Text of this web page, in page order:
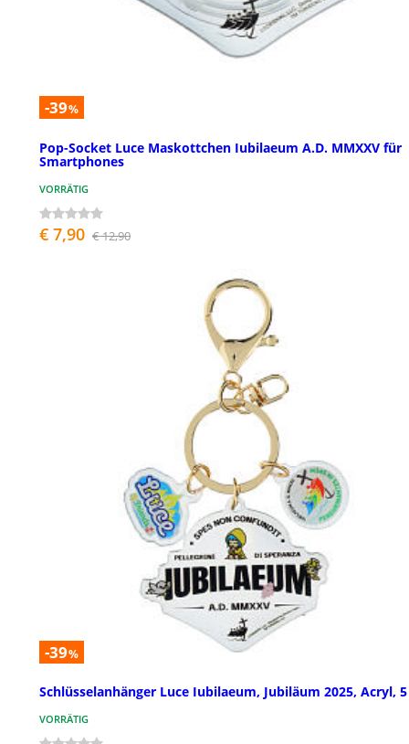
-39%
Pop-Socket Luce Maskottchen Iubilaeum A.D. MMXXV für
Smartphones
VORRÄTIG
€ 7,90 € 12,90
-39%
Schlüsselanhänger Luce Iubilaeum, Jubiläum 2025, Acryl,
VORRÄTIG